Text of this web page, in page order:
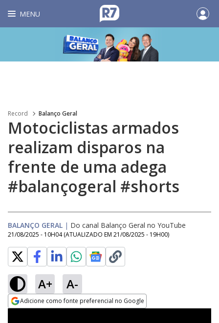
MENU
Record Balanço Geral
Motociclistas armados
realizam disparos na
frente de uma adega
#balançogeral #shorts
BALANÇO GERAL | Do canal Balanço Geral no YouTube
21/08/2025 - 10H04 (ATUALIZADO EM 21/08/2025 - 19H00)
A+ A-
Adicione como fonte preferencial no Google